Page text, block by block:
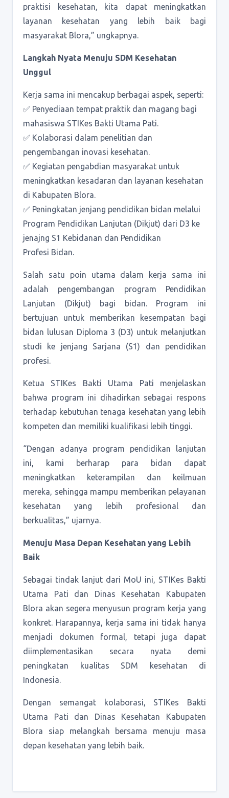
praktisi kesehatan, kita dapat meningkatkan
layanan kesehatan yang lebih baik bagi
masyarakat Blora,” ungkapnya.
Langkah Nyata Menuju SDM Kesehatan
Unggul
Kerja sama ini mencakup berbagai aspek, seperti:
✅ Penyediaan tempat praktik dan magang bagi
mahasiswa STIKes Bakti Utama Pati.
✅ Kolaborasi dalam penelitian dan
pengembangan inovasi kesehatan.
✅ Kegiatan pengabdian masyarakat untuk
meningkatkan kesadaran dan layanan kesehatan
di Kabupaten Blora.
✅ Peningkatan jenjang pendidikan bidan melalui
Program Pendidikan Lanjutan (Dikjut) dari D3 ke
jenajng S1 Kebidanan dan Pendidikan
Profesi Bidan.
Salah satu poin utama dalam kerja sama ini
adalah pengembangan program Pendidikan
Lanjutan (Dikjut) bagi bidan. Program ini
bertujuan untuk memberikan kesempatan bagi
bidan lulusan Diploma 3 (D3) untuk melanjutkan
studi ke jenjang Sarjana (S1) dan pendidikan
profesi.
Ketua STIKes Bakti Utama Pati menjelaskan
bahwa program ini dihadirkan sebagai respons
terhadap kebutuhan tenaga kesehatan yang lebih
kompeten dan memiliki kualifikasi lebih tinggi.
“Dengan adanya program pendidikan lanjutan
ini, kami berharap para bidan dapat
meningkatkan keterampilan dan keilmuan
mereka, sehingga mampu memberikan pelayanan
kesehatan yang lebih profesional dan
berkualitas,” ujarnya.
Menuju Masa Depan Kesehatan yang Lebih
Baik
Sebagai tindak lanjut dari MoU ini, STIKes Bakti
Utama Pati dan Dinas Kesehatan Kabupaten
Blora akan segera menyusun program kerja yang
konkret. Harapannya, kerja sama ini tidak hanya
menjadi dokumen formal, tetapi juga dapat
diimplementasikan secara nyata demi
peningkatan kualitas SDM kesehatan di
Indonesia.
Dengan semangat kolaborasi, STIKes Bakti
Utama Pati dan Dinas Kesehatan Kabupaten
Blora siap melangkah bersama menuju masa
depan kesehatan yang lebih baik.